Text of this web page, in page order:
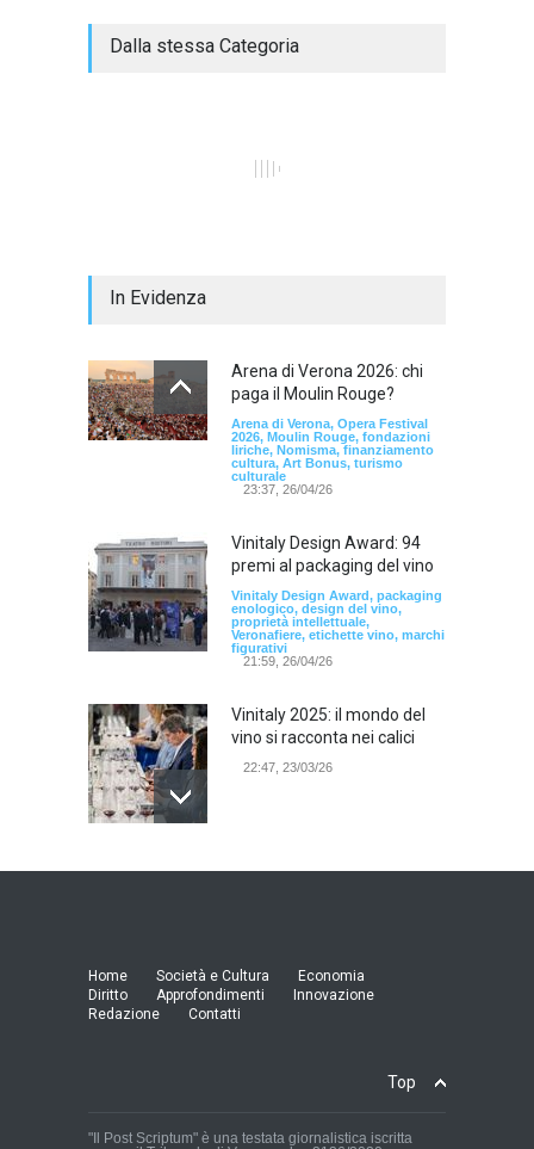
Dalla stessa Categoria
In Evidenza
Arena di Verona 2026: chi
paga il Moulin Rouge?
Arena di Verona, Opera Festival
2026, Moulin Rouge, fondazioni
liriche, Nomisma, finanziamento
cultura, Art Bonus, turismo
culturale
23:37, 26/04/26
Vinitaly Design Award: 94
premi al packaging del vino
Vinitaly Design Award, packaging
enologico, design del vino,
proprietà intellettuale,
Veronafiere, etichette vino, marchi
figurativi
21:59, 26/04/26
Vinitaly 2025: il mondo del
vino si racconta nei calici
22:47, 23/03/26
Model Expo Italy 2025 a
21:25, 04/03/26
Verona Domani, aumenta il
Home Società e Cultura
Economia
Diritto
Approfondimenti
Innovazione
Redazione
Contatti
Top
"Il Post Scriptum" è una testata giornalistica iscritta